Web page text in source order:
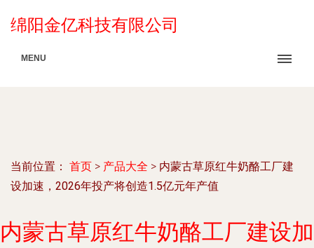
绵阳金亿科技有限公司
MENU
当前位置： 首页 > 产品大全 > 内蒙古草原红牛奶酪工厂建
设加速，2026年投产将创造1.5亿元年产值
内蒙古草原红牛奶酪工厂建设加